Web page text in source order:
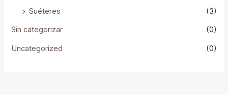
Suéteres
(3)
Sin categorizar (0)
Uncategorized (0)